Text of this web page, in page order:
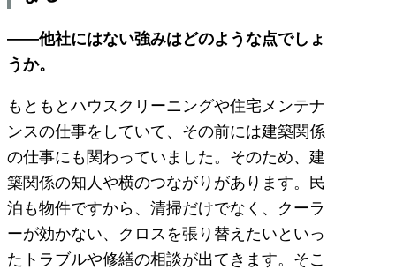
――他社にはない強みはどのような点でしょ
うか。
もともとハウスクリーニングや住宅メンテナ
ンスの仕事をしていて、その前には建築関係
の仕事にも関わっていました。そのため、建
築関係の知人や横のつながりがあります。民
泊も物件ですから、清掃だけでなく、クーラ
ーが効かない、クロスを張り替えたいといっ
たトラブルや修繕の相談が出てきます。そこ